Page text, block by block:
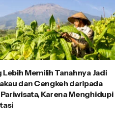
Memilih Tanahnya Jadi
dan Cengkeh daripada
Karena Menghidupi